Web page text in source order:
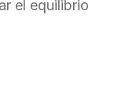
el equilibrio